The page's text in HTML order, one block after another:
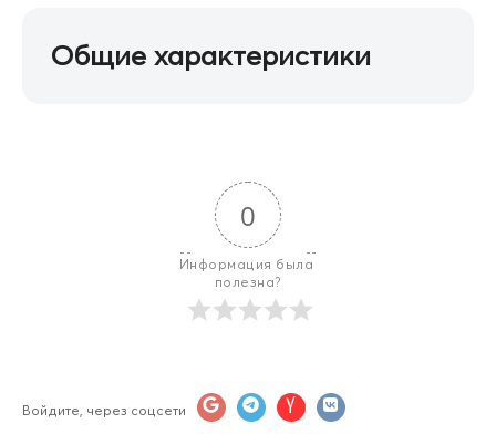
Общие характеристики
0
Информация была
полезна?
Войдите, через соцсети